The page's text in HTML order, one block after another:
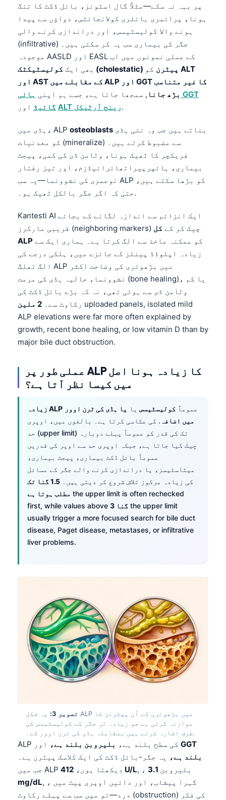
پر بہہ نہ سکے—مثلاً گال اسٹونز، بائل ڈکٹ کا تنگ
ہونا، پرائمری بائلری کولانجائٹس، دواؤں سے پیدا
ہونے والا کولیسٹیسس، اور دراندازی کرنے والی
(infiltrative) جگر کی بیماری سب یہ کر سکتی ہیں۔
موجودہ AASLD اور EASL کے عملی نمونوں میں اب
بھی ایک
کولیسٹیکٹک (cholestatic) پیٹرن ALT
اور AST کے مقابلے میں ALP اور GGT کا غیر متناسب
بڑھ جانا , سمجھا جاتا ہے، جسے ہم اپنی ہائی GGT
گائیڈ
ALT رینج آرٹیکل.
ہڈی میں، ALP osteoblasts
کو معدنیات (mineralize) سے مضبوط کرتے ہیں۔
فریکچر کا ٹھیک ہونا، وٹامن ڈی کی کمی، پیجٹ
بیماری، ہائپرپیراتھائرائیڈزم، اور تیز رفتار
نوعمری کی نشوونما—یہ سب ALP کو بڑھا سکتے ہیں،
حتیٰ کہ اگر جگر بالکل ٹھیک ہو۔.
Kantesti AI ایک انزائم سے اندازہ لگانے کے بجائے
قریبی مارکرز (neighboring markers) چیک کر کے کل
ALP
زیادہ اپلوڈڈ پینلز کے جائزے میں، ہلکی درجے کی
الگ تھلگ ALP میں بڑھوتری کی وضاحت اکثر
نشوونما، حالیہ ہڈی کی مرمت (bone healing)، یا کم
وٹامن ڈی سے ہوتی تھی، نہ کہ بڑے بائل ڈکٹ کی
رکاوٹ سے۔ 2 ملین
uploaded panels, isolated mild
ALP elevations were far more often explained by
growth, recent bone healing, or low vitamin D than by
major bile duct obstruction.
عملی طور پر ALP کا زیادہ ہونا اصل
میں کیسا نظر آتا ہے؟
زیادہ ALP عموماً کولیسٹیسس یا
یا ہڈی کی ٹرن اوور
میں اضافہ . کی عکاسی کرتا ہے۔ بالغوں میں، اوپری
حد (upper limit) تک کی قدر کو عموماً پہلے دوبارہ
چیک کیا جاتا ہے، جبکہ اوپری حد سے اوپر کی قدریں
عموماً بائل ڈکٹ بیماری، پیجٹ بیماری،
میٹاسٹیسز، یا دراندازی کرنے والے جگر کے مسائل
کی زیادہ مرکوز تلاش شروع کر دیتی ہیں۔
1.5 گنا تک
مطلب ہوتا ہے the upper limit is often rechecked
first, while values above
3 گنا the upper limit
usually trigger a more focused search for bile duct
disease, Paget disease, metastases, or infiltrative
liver problems.
تصویر 3:
یہ شکل ALP میں بڑھوتری کے اُن پیٹرنز کا
موازنہ کرتی ہے جو زیادہ تر جگر کے کولیسٹیسس کی
طرف اشارہ کرتے ہیں بمقابلہ ہڈی کی ٹرن اوور کے۔.
ALP کی سطح بلند ہے، بلیروبن بلند ہے،
GGT
بلند ہے، یہ جگر-بائل ڈکٹ کی ایک کلاسک پیٹرن ہے۔
جب میں ALP دیکھتا ہوں، 412 U/L , ، بلیروبن 3.1
mg/dL, ، گہرا پیشاب، اور دائیں اوپری پیٹ میں
درد—تو میں سب سے پہلے رکاوٹ (obstruction) کی فکر